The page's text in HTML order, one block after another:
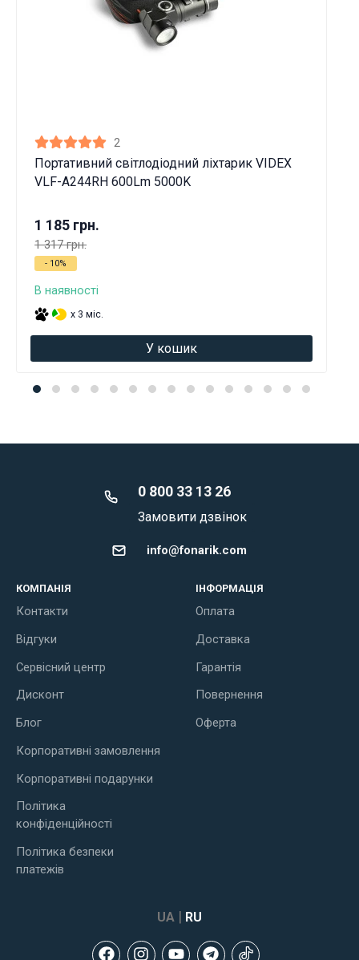
2
Портативний світлодіодний ліхтарик VIDEX
VLF-A244RH 600Lm 5000K
1 185 грн.
1 317 грн.
- 10%
В наявності
x 3 міс.
У кошик
0 800 33 13 26
Замовити дзвінок
info@fonarik.com
КОМПАНІЯ
Контакти
Відгуки
Сервісний центр
Дисконт
Блог
Корпоративні замовлення
Корпоративні подарунки
Політика
конфіденційності
Політика безпеки
платежів
ІНФОРМАЦІЯ
Оплата
Доставка
Гарантія
Повернення
Оферта
UA | RU